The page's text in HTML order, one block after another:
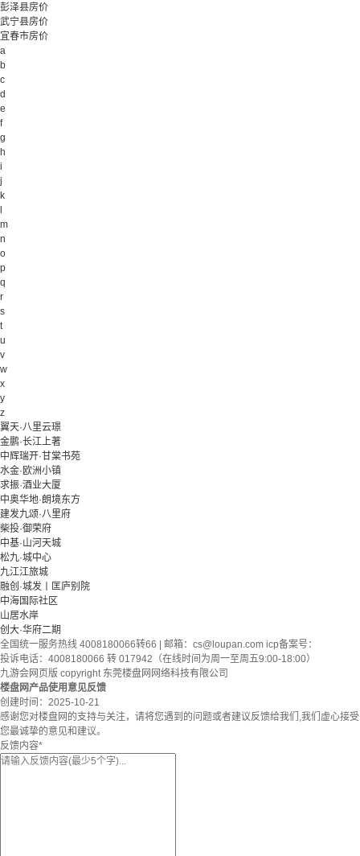
彭泽县房价
武宁县房价
宜春市房价
a
b
c
d
e
f
g
h
i
j
k
m
n
o
p
q
r
s
t
u
v
w
x
y
z
翼天·八里云璟
金鹏·长江上著
中辉瑞开·甘棠书苑
水金·欧洲小镇
求振·酒业大厦
中奥华地·朗境东方
建发九颂·八里府
柴投·御荣府
中基·山河天城
松九·城中心
九江江旅城
融创·城发丨匡庐别院
中海国际社区
山居水岸
创大·华府二期
全国统一服务热线 4008180066转66 | 邮箱： cs@loupan.com icp备案号：
投诉电话：4008180066 转 017942（在线时间为周一至周五9:00-18:00）
九游会网页版 copyright 东莞楼盘网网络科技有限公司
楼盘网产品使用意见反馈
创建时间： 2025-10-21
感谢您对楼盘网的支持与关注，请将您遇到的问题或者建议反馈给我们,我们虚心接受
您最诚挚的意见和建议。
反馈内容*